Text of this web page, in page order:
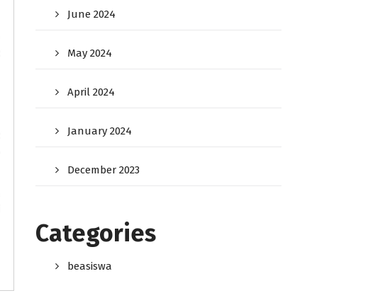
June 2024
May 2024
April 2024
January 2024
December 2023
Categories
beasiswa